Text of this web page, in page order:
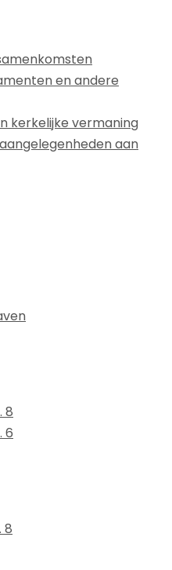
en andere
kerkelijke vermaning
aan
8
6
8